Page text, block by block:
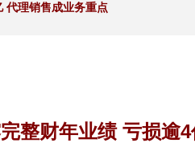
代理销售成业务重点
整财年业绩 亏损逾